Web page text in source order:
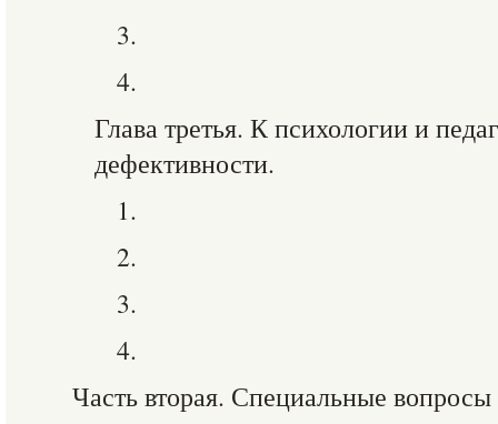
3.
4.
Глава третья. К психологии и
дефективности.
1.
2.
3.
4.
Часть вторая. Специальные